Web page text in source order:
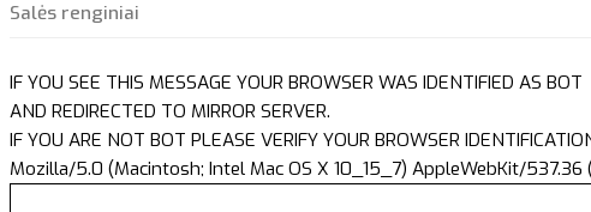
Salės renginiai
IF YOU SEE THIS MESSAGE YOUR BROWSER WAS IDENTIFIED AS BOT
AND REDIRECTED TO MIRROR SERVER.
IF YOU ARE NOT BOT PLEASE VERIFY YOUR BROWSER
Mozilla/5.0 (Macintosh; Intel Mac OS X 10_15_7) AppleWebKit/